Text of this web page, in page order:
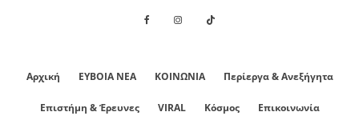
Αρχική ΕΥΒΟΙΑ ΝΕΑ ΚΟΙΝΩΝΙΑ Περίεργα & Ανεξήγητα
Επιστήμη & Έρευνες VIRAL Κόσμος Επικοινωνία